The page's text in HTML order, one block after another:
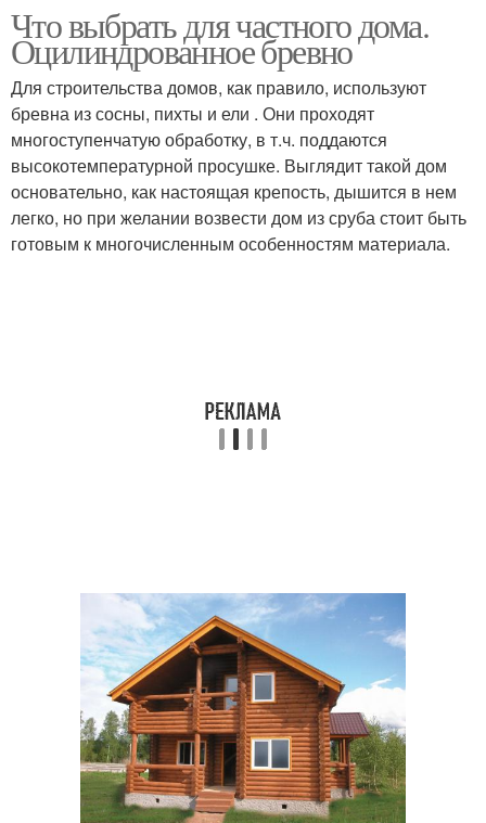
Что выбрать для частного дома.
Оцилиндрованное бревно
Для строительства домов, как правило, используют
бревна из сосны, пихты и ели . Они проходят
многоступенчатую обработку, в т.ч. поддаются
высокотемпературной просушке. Выглядит такой дом
основательно, как настоящая крепость, дышится в нем
легко, но при желании возвести дом из сруба стоит быть
готовым к многочисленным особенностям материала.